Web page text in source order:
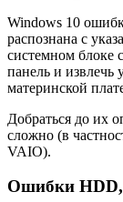
Windows 10
распознана с
системном блоке
панель и извлечь
материнской
Добраться до их
сложно (в
VAIO).
Ошибки HDD,